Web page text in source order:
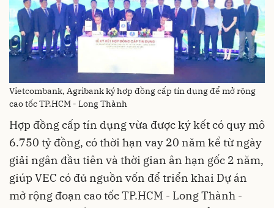
Vietcombank, Agribank ký hợp đồng cấp tín dụng để mở rộng
cao tốc TP.HCM - Long Thành
Hợp đồng cấp tín dụng vừa được ký kết có quy mô
6.750 tỷ đồng, có thời hạn vay 20 năm kể từ ngày
giải ngân đầu tiên và thời gian ân hạn gốc 2 năm,
giúp VEC có đủ nguồn vốn để triển khai Dự án
mở rộng đoạn cao tốc TP.HCM - Long Thành -